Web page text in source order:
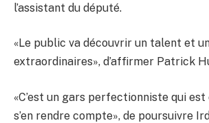
l’assistant du député.
«Le public va découvrir un talent et
extraordinaires», d’affirmer Patrick
«C’est un gars perfectionniste qui est
s’en rendre compte», de poursuivre